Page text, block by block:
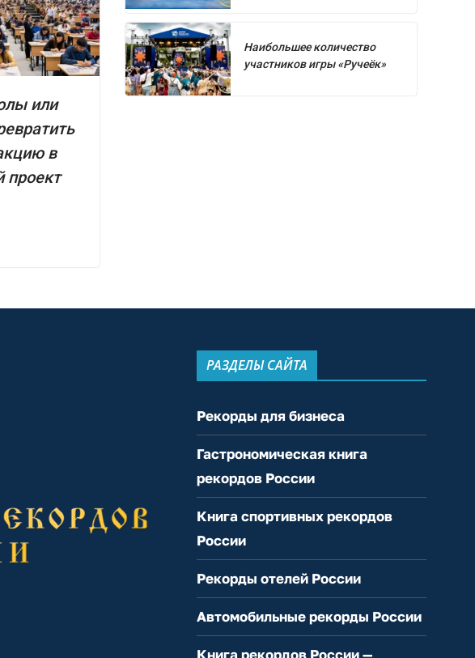
или
в
Наибольшее количество
участников игры «Ручеёк»
РАЗДЕЛЫ САЙТА
Рекорды для бизнеса
Гастрономическая книга
рекордов России
Книга спортивных рекордов
России
Рекорды отелей России
Автомобильные рекорды России
Книга рекордов России —